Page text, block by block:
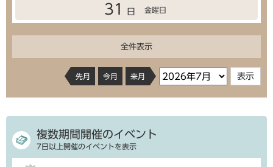
31 日 金曜日
全件表示
先月 今月 来月
複数期間開催のイベント
7日以上開催のイベントを表示